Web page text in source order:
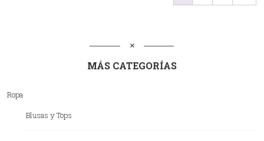
MÁS CATEGORÍAS
Ropa
Blusas y Tops